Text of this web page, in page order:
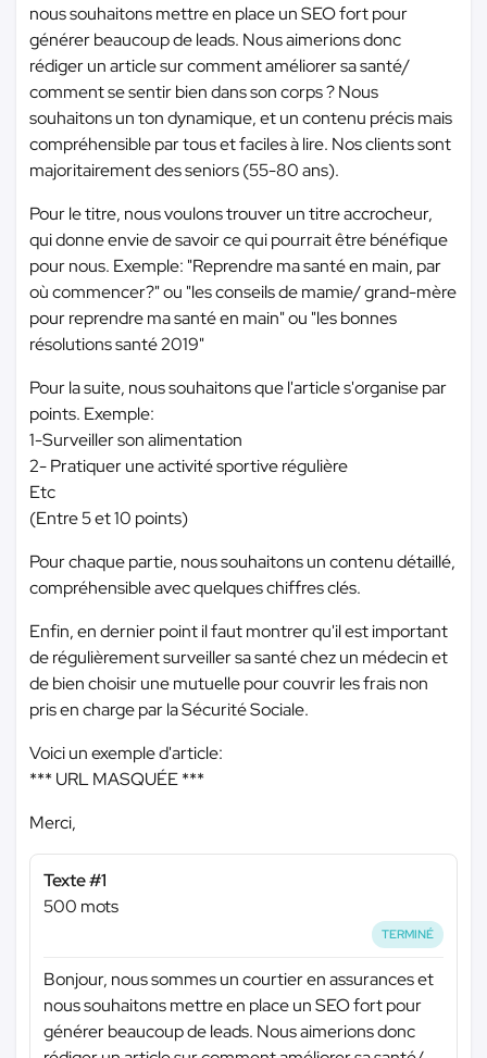
nous souhaitons mettre en place un SEO fort pour
générer beaucoup de leads. Nous aimerions donc
rédiger un article sur comment améliorer sa santé/
comment se sentir bien dans son corps ? Nous
souhaitons un ton dynamique, et un contenu précis mais
compréhensible par tous et faciles à lire. Nos clients sont
majoritairement des seniors (55-80 ans).
Pour le titre, nous voulons trouver un titre accrocheur,
qui donne envie de savoir ce qui pourrait être bénéfique
pour nous. Exemple: "Reprendre ma santé en main, par
où commencer?" ou "les conseils de mamie/ grand-mère
pour reprendre ma santé en main" ou "les bonnes
résolutions santé 2019"
Pour la suite, nous souhaitons que l'article s'organise par
points. Exemple:
1-Surveiller son alimentation
2- Pratiquer une activité sportive régulière
Etc
(Entre 5 et 10 points)
Pour chaque partie, nous souhaitons un contenu détaillé,
compréhensible avec quelques chiffres clés.
Enfin, en dernier point il faut montrer qu'il est important
de régulièrement surveiller sa santé chez un médecin et
de bien choisir une mutuelle pour couvrir les frais non
pris en charge par la Sécurité Sociale.
Voici un exemple d'article:
*** URL MASQUÉE ***
Merci,
Texte #1
500 mots
TERMINÉ
Bonjour, nous sommes un courtier en assurances et
nous souhaitons mettre en place un SEO fort pour
générer beaucoup de leads. Nous aimerions donc